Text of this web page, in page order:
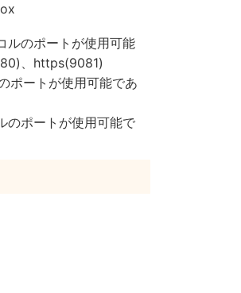
ルのポートが使用可能
、https(9081)
ポートが使用可能であ
のポートが使用可能で